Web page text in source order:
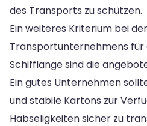
des Transports zu schützen.
Ein weiteres Kriterium bei
Transportunternehmens für
Schifflange sind die
Ein gutes Unternehmen
und stabile Kartons zur
Habseligkeiten sicher zu